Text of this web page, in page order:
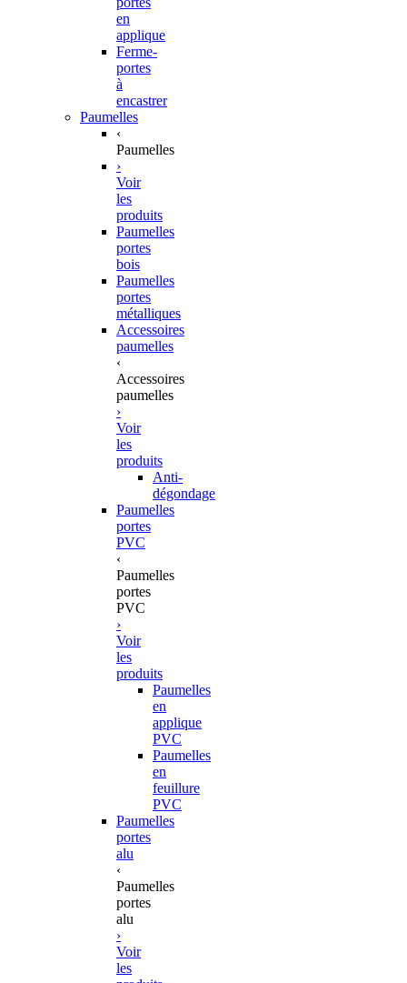
en
applique
Ferme-
portes
à
encastrer
Paumelles
‹
Paumelles
›
Voir
les
produits
Paumelles
portes
bois
Paumelles
portes
métalliques
Accessoires
paumelles
‹
Accessoires
paumelles
›
Voir
les
produits
Anti-
dégondage
Paumelles
portes
PVC
‹
Paumelles
portes
PVC
›
Voir
les
produits
Paumelles
en
applique
PVC
Paumelles
en
feuillure
PVC
Paumelles
portes
alu
‹
Paumelles
portes
alu
›
Voir
les